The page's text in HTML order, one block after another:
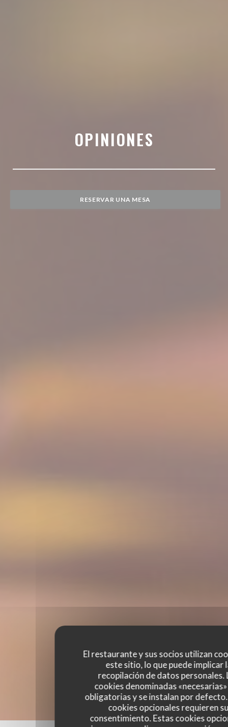
El restaurante y sus socios utilizan
este sitio, lo que puede implicar
recopilación de datos personales.
cookies denominadas
obligatorias y se instalan por
cookies opcionales requieren
consentimiento. Estas cookies
OPINIONES
RESERVAR UNA MESA